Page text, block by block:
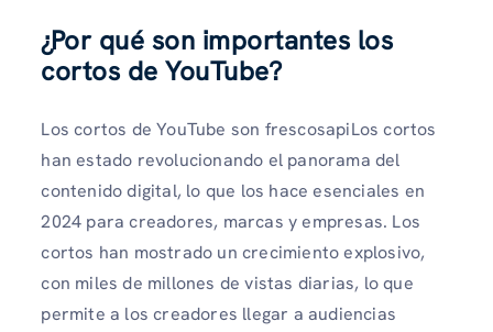
¿Por qué son importantes los
cortos de YouTube?
Los cortos de YouTube son frescosapiLos cortos
han estado revolucionando el panorama del
contenido digital, lo que los hace esenciales en
2024 para creadores, marcas y empresas. Los
cortos han mostrado un crecimiento explosivo,
con miles de millones de vistas diarias, lo que
permite a los creadores llegar a audiencias